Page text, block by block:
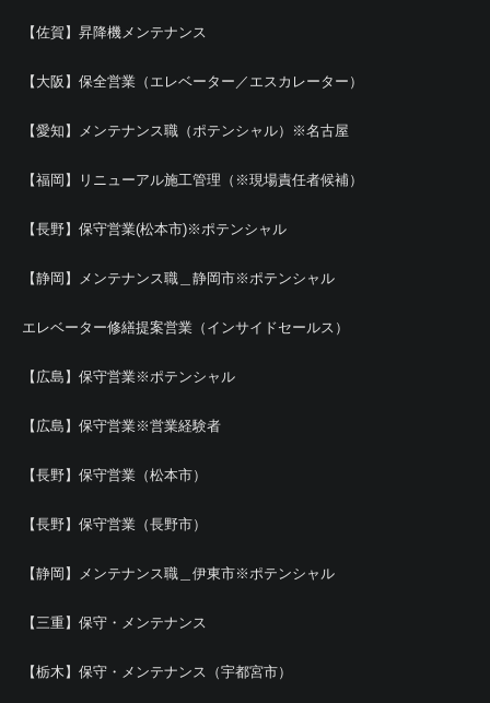
【佐賀】昇降機メンテナンス
【大阪】保全営業（エレベーター／エスカレーター）
【愛知】メンテナンス職（ポテンシャル）※名古屋
【福岡】リニューアル施工管理（※現場責任者候補）
【長野】保守営業(松本市)※ポテンシャル
【静岡】メンテナンス職＿静岡市※ポテンシャル
エレベーター修繕提案営業（インサイドセールス）
【広島】保守営業※ポテンシャル
【広島】保守営業※営業経験者
【長野】保守営業（松本市）
【長野】保守営業（長野市）
【静岡】メンテナンス職＿伊東市※ポテンシャル
【三重】保守・メンテナンス
【栃木】保守・メンテナンス（宇都宮市）